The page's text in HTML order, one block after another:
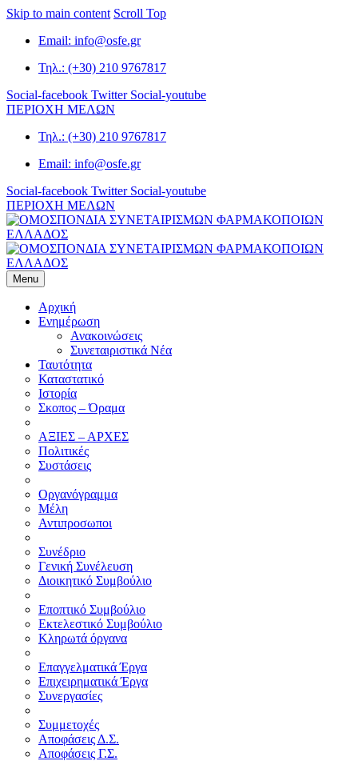
Skip to main content Scroll Top
Email: info@osfe.gr
Τηλ.: (+30) 210 9767817
Social-facebook Twitter Social-youtube
ΠΕΡΙΟΧΗ ΜΕΛΩΝ
Τηλ.: (+30) 210 9767817
Email: info@osfe.gr
Social-facebook Twitter Social-youtube
ΠΕΡΙΟΧΗ ΜΕΛΩΝ
Menu
Αρχική
Ενημέρωση
Ανακοινώσεις
Συνεταιριστικά Νέα
Ταυτότητα
Καταστατικό
Ιστορία
Σκοπος – Όραμα
ΑΞΙΕΣ – ΑΡΧΕΣ
Πολιτικές
Συστάσεις
Οργανόγραμμα
Μέλη
Αντιπροσωποι
Συνέδριο
Γενική Συνέλευση
Διοικητικό Συμβούλιο
Εποπτικό Συμβούλιο
Εκτελεστικό Συμβούλιο
Κληρωτά όργανα
Επαγγελματικά Έργα
Επιχειρηματικά Έργα
Συνεργασίες
Συμμετοχές
Αποφάσεις Δ.Σ.
Αποφάσεις Γ.Σ.